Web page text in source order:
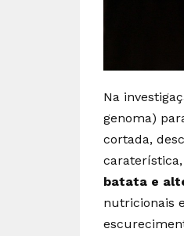
Na
genoma)
cortada,
batata e
nutricionais